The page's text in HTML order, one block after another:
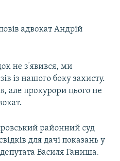
адвокат Андрій
не з'явився, ми
із нашого боку захисту.
але прокурори цього не
районний суд
для дачі показань у
Василя Ганиша.